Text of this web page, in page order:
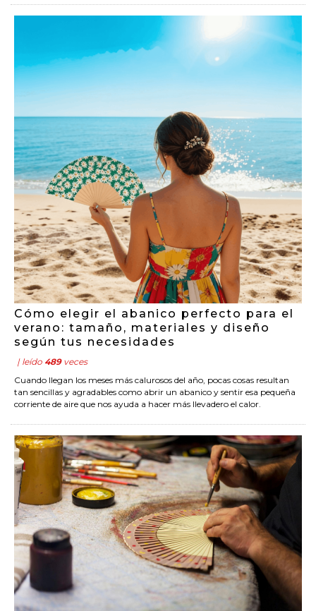
Cómo elegir el abanico perfecto para el
verano: tamaño, materiales y diseño
según tus necesidades
| leído 489veces
Cuando llegan los meses más calurosos del año, pocas cosas resultan
tan sencillas y agradables como abrir un abanico y sentir esa pequeña
corriente de aire que nos ayuda a hacer más llevadero el calor.